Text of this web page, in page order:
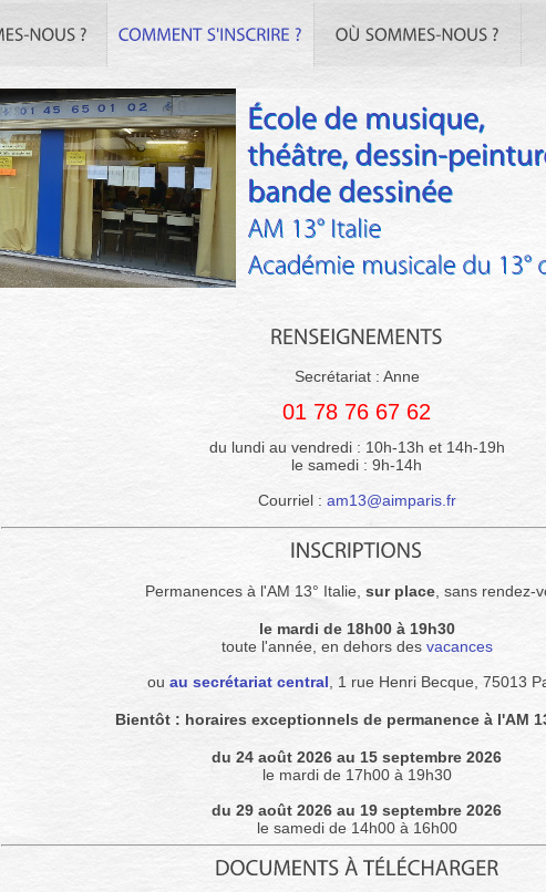
Secrétariat : Anne
01 78 76 67 62
du lundi au vendredi : 10h-13h et 14h-19h
le samedi : 9h-14h
Courriel : am13@aimparis.fr
Permanences à l'AM 13° Italie, sur place, sans rendez-
le mardi de 18h00 à 19h30
toute l'année, en dehors des vacances
ou au secrétariat central , 1 rue Henri Becque, 75013
Bientôt : horaires exceptionnels de permanence à l'AM
du 24 août 2026 au 15 septembre 2026
le mardi de 17h00 à 19h30
du 29 août 2026 au 19 septembre 2026
le samedi de 14h00 à 16h00